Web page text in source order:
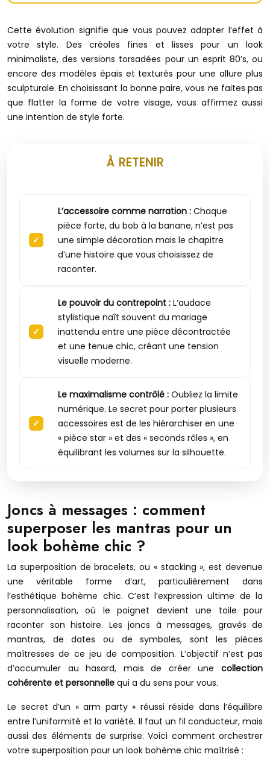
Cette évolution signifie que vous pouvez adapter l’effet à
votre style. Des créoles fines et lisses pour un look
minimaliste, des versions torsadées pour un esprit 80’s, ou
encore des modèles épais et texturés pour une allure plus
sculpturale. En choisissant la bonne paire, vous ne faites pas
que flatter la forme de votre visage, vous affirmez aussi
une intention de style forte.
À RETENIR
L’accessoire comme narration : Chaque
pièce forte, du bob à la banane, n’est pas
une simple décoration mais le chapitre
d’une histoire que vous choisissez de
raconter.
Le pouvoir du contrepoint : L’audace
stylistique naît souvent du mariage
inattendu entre une pièce décontractée
et une tenue chic, créant une tension
visuelle moderne.
Le maximalisme contrôlé : Oubliez la limite
numérique. Le secret pour porter plusieurs
accessoires est de les hiérarchiser en une
« pièce star » et des « seconds rôles », en
équilibrant les volumes sur la silhouette.
Joncs à messages : comment
superposer les mantras pour un
look bohème chic ?
La superposition de bracelets, ou « stacking », est devenue
une véritable forme d’art, particulièrement dans
l’esthétique bohème chic. C’est l’expression ultime de la
personnalisation, où le poignet devient une toile pour
raconter son histoire. Les joncs à messages, gravés de
mantras, de dates ou de symboles, sont les pièces
maîtresses de ce jeu de composition. L’objectif n’est pas
d’accumuler au hasard, mais de créer une collection
cohérente et personnelle qui a du sens pour vous.
Le secret d’un « arm party » réussi réside dans l’équilibre
entre l’uniformité et la variété. Il faut un fil conducteur, mais
aussi des éléments de surprise. Voici comment orchestrer
votre superposition pour un look bohème chic maîtrisé :